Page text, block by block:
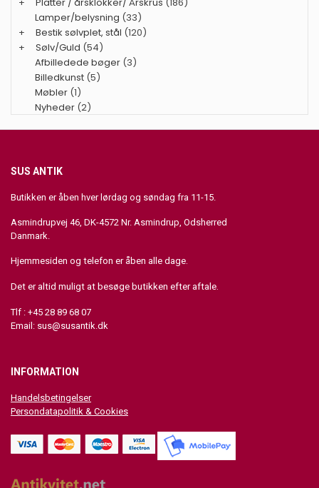
Lamper/belysning (33)
+
Bestik sølvplet, stål (120)
+
Sølv/Guld (54)
Afbilledede bøger (3)
Billedkunst (5)
Møbler (1)
Nyheder (2)
SUS ANTIK
Butikken er åben hver lørdag og søndag fra 11-15.
Asmindrupvej 46, DK-4572 Nr. Asmindrup, Odsherred
Danmark.
Hjemmesiden og telefon er åben alle dage.
Det er altid muligt at besøge butikken efter aftale.
Tlf : +45 28 89 68 07
Email: sus@susantik.dk
INFORMATION
Handelsbetingelser
Persondatapolitik & Cookies